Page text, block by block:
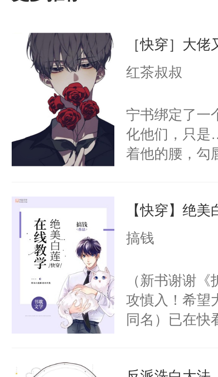
［快穿］大
红茶叔叔
宁书绑定了一
化他们，只是
着他的腰，勾
来，给老公
用力——为你
【快穿】绝
搞钱
（新书谢谢
攻慎入！希望
同名）已在快